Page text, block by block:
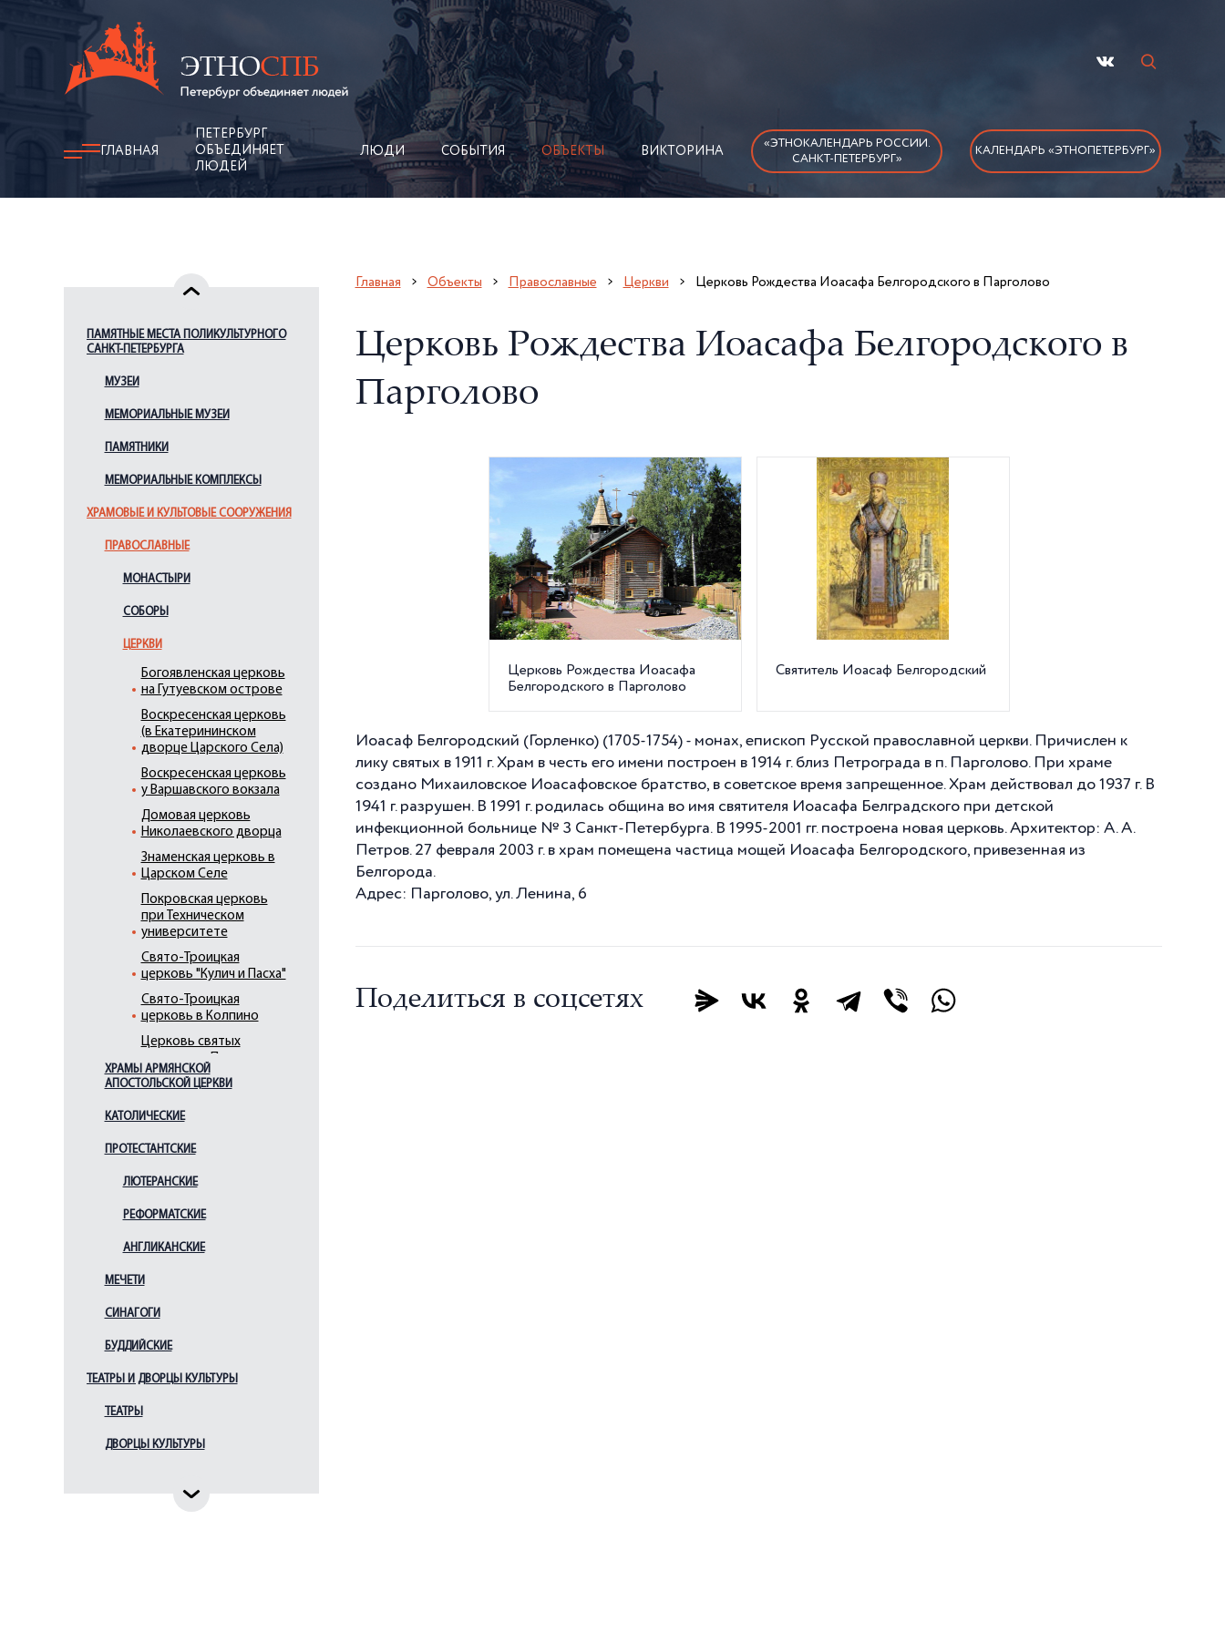
ГЛАВНАЯ
ПЕТЕРБУРГ
ОБЪЕДИНЯЕТ
ЛЮДЕЙ
ЛЮДИ СОБЫТИЯ ОБЪЕКТЫ ВИКТОРИНА
«ЭТНОКАЛЕНДАРЬ РОССИИ.
САНКТ-ПЕТЕРБУРГ»
КАЛЕНДАРЬ «ЭТНОПЕТЕРБУРГ»
ПАМЯТНЫЕ МЕСТА ПОЛИКУЛЬТУРНОГО
САНКТ-ПЕТЕРБУРГА
МУЗЕИ
МЕМОРИАЛЬНЫЕ МУЗЕИ
ПАМЯТНИКИ
МЕМОРИАЛЬНЫЕ КОМПЛЕКСЫ
ХРАМОВЫЕ И КУЛЬТОВЫЕ СООРУЖЕНИЯ
ПРАВОСЛАВНЫЕ
МОНАСТЫРИ
СОБОРЫ
ЦЕРКВИ
Богоявленская церковь
на Гутуевском острове
Воскресенская церковь
(в Екатерининском
дворце Царского Села)
Воскресенская церковь
у Варшавского вокзала
Домовая церковь
Николаевского дворца
Знаменская церковь в
Царском Селе
Покровская церковь
при Техническом
университете
Свято-Троицкая
церковь "Кулич и Пасха"
Свято-Троицкая
церковь в Колпино
Церковь святых
апостолов Петра и
Павла в усадьбе
"Знаменка"
Церковь Благовещения
Церковь Благовещения
Пресвятой Богородицы
(Пискаревская)
Церковь Воздвижения
больницы Чудновского
Церковь Вознесения
Церковь Димитрия
иконы Божией Матери
иконы Божией Матери у
Суворовском военном
училище)
ХРАМЫ АРМЯНСКОЙ
АПОСТОЛЬСКОЙ ЦЕРКВИ
КАТОЛИЧЕСКИЕ
ПРОТЕСТАНТСКИЕ
ЛЮТЕРАНСКИЕ
РЕФОРМАТСКИЕ
АНГЛИКАНСКИЕ
МЕЧЕТИ
СИНАГОГИ
БУДДИЙСКИЕ
ТЕАТРЫ И ДВОРЦЫ КУЛЬТУРЫ
ТЕАТРЫ
ДВОРЦЫ КУЛЬТУРЫ
Главная Объекты Православные Церкви Церковь Рождества Иоасафа Белгородского в Парголово
Церковь Рождества Иоасафа Белгородского в
Парголово
Церковь Рождества Иоасафа
Белгородского в Парголово
Святитель Иоасаф Белгородский
Иоасаф Белгородский (Горленко) (1705-1754) - монах, епископ Русской православной церкви. Причислен к
лику святых в 1911 г. Храм в честь его имени построен в 1914 г. близ Петрограда в п. Парголово. При храме
создано Михаиловское Иоасафовское братство, в советское время запрещенное. Храм действовал до 1937 г. В
1941 г. разрушен. В 1991 г. родилась община во имя святителя Иоасафа Белградского при детской
инфекционной больнице № 3 Санкт-Петербурга. В 1995-2001 гг. построена новая церковь. Архитектор: А. А.
Петров. 27 февраля 2003 г. в храм помещена частица мощей Иоасафа Белгородского, привезенная из
Белгорода.
Адрес: Парголово, ул. Ленина, 6
Поделиться в соцсетях